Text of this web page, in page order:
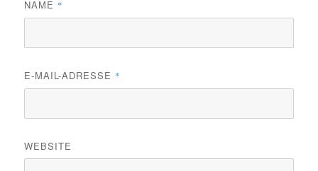
NAME *
E-MAIL-ADRESSE *
WEBSITE